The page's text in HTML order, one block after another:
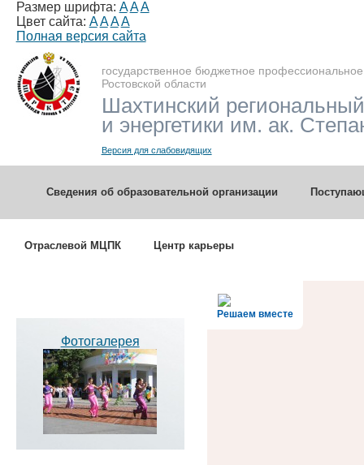
Размер шрифта: A A A
Цвет сайта: A A A A
Полная версия сайта
государственное бюджетное
Ростовской области
Шахтинский
и энергетики им. ак.
Версия для слабовидящих
Сведения об образовательной организации
Отраслевой МЦПК Центр карьеры
Фотогалерея
Решаем вместе